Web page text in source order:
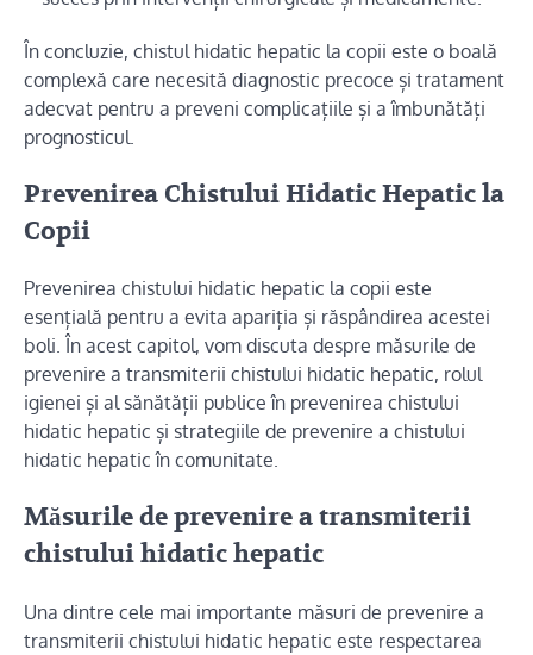
În concluzie, chistul hidatic hepatic la copii este o boală
complexă care necesită diagnostic precoce și tratament
adecvat pentru a preveni complicațiile și a îmbunătăți
prognosticul.
Prevenirea Chistului Hidatic Hepatic la
Copii
Prevenirea chistului hidatic hepatic la copii este
esențială pentru a evita apariția și răspândirea acestei
boli. În acest capitol, vom discuta despre măsurile de
prevenire a transmiterii chistului hidatic hepatic, rolul
igienei și al sănătății publice în prevenirea chistului
hidatic hepatic și strategiile de prevenire a chistului
hidatic hepatic în comunitate.
Măsurile de prevenire a transmiterii
chistului hidatic hepatic
Una dintre cele mai importante măsuri de prevenire a
transmiterii chistului hidatic hepatic este respectarea